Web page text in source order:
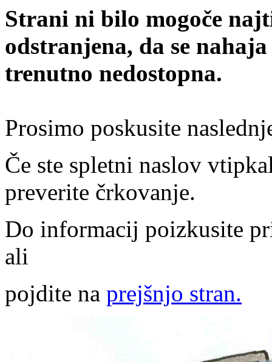
Strani ni bilo mogoče
odstranjena, da se
trenutno nedostopna.
Prosimo poskusite
Če ste spletni naslov
preverite črkovanje.
Do informacij poizkusite
ali
pojdite na prejšnjo stran.